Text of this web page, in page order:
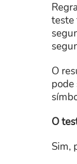
teste
O
O
Sim,